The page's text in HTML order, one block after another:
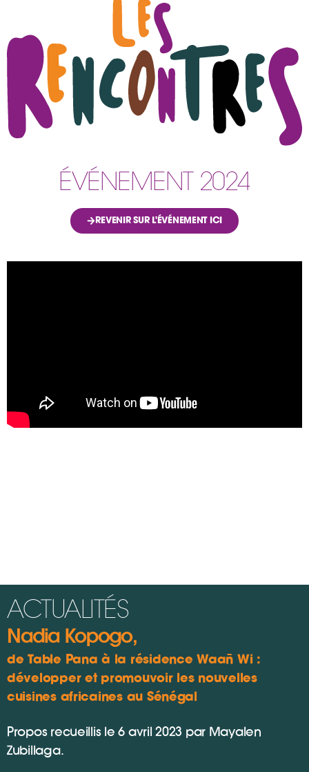
ÉVÉNEMENT 2024
REVENIR SUR L'ÉVÉNEMENT ICI
ACTUALITÉS
Nadia Kopogo,
de Table Pana à la résidence Waañ Wi :
développer et promouvoir les nouvelles
cuisines africaines au Sénégal
Propos recueillis le 6 avril 2023 par Mayalen
Zubillaga.